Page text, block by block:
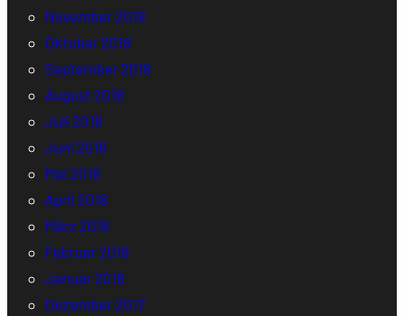
November 2018
Oktober 2018
September 2018
August 2018
Juli 2018
Juni 2018
Mai 2018
April 2018
März 2018
Februar 2018
Januar 2018
Dezember 2017